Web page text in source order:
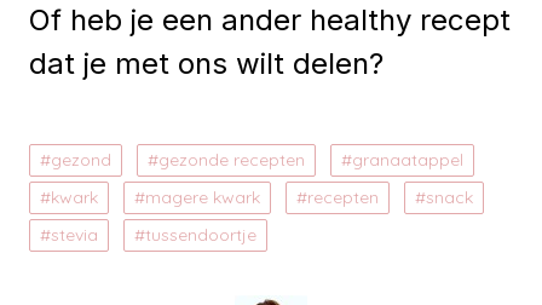
Of heb je een ander healthy recept
dat je met ons wilt delen?
gezond gezonde recepten
granaatappel
kwark
magere kwark recepten
snack
stevia
tussendoortje